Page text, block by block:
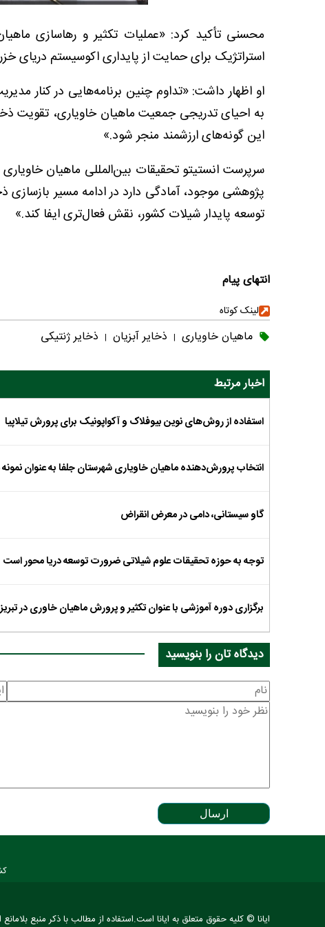
محسنی تأکید کرد: «عملیات تکثیر و رهاسازی
استراتژیک برای حمایت از پایداری اکوسیستم دریای
او اظهار داشت: «تداوم چنین برنامه‌هایی در کنار
به احیای تدریجی جمعیت ماهیان خاویاری، تقویت
این گونه‌های ارزشمند منجر شود.»
سرپرست انستیتو تحقیقات بین‌المللی ماهیان
پژوهشی موجود، آمادگی دارد در ادامه مسیر بازسازی
توسعه پایدار شیلات کشور، نقش فعال‌تری ایفا کند.»
انتهای پیام
لینک کوتاه
ماهیان خاویاری | ذخایر آبزیان | ذخایر ژنتیکی
اخبار مرتبط
استفاده از روش‌های نوین بیوفلاک و آکواپونیک برای پرورش تیلاپیا
انتخاب پرورش‌دهنده ماهیان خاویاری شهرستان جلفا به عنوان
گاو سیستانی، دامی در معرض انقراض
توجه به حوزه تحقیقات علوم شیلاتی ضرورت توسعه دریا محور است
برگزاری دوره آموزشی با عنوان تکثیر و پرورش ماهیان خاوری در تبریز
دیدگاه تان را بنویسید
ارسال
ایانا © کلیه حقوق متعلق به ایانا است.استفاده از مطالب با ذکر منبع